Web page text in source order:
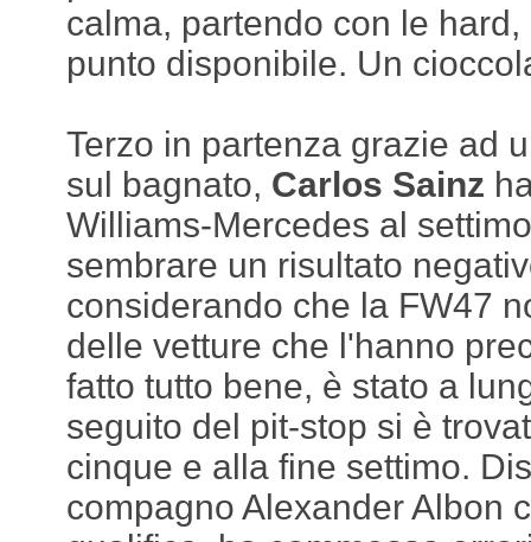
calma, partendo con le
punto disponibile. Un
Terzo in partenza grazie ad
sul bagnato, Carlos Sainz
Williams-Mercedes al
sembrare un risultato
considerando che la FW47
delle vetture che l'hanno
fatto tutto bene, è stato a
seguito del pit-stop si è
cinque e alla fine settimo.
compagno Alexander Albon